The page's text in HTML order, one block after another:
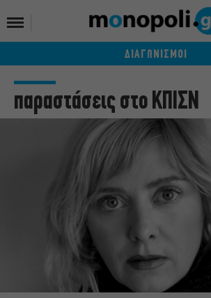
ΔΙΑΓΩΝΙΣΜΟΙ
παραστάσεις στο ΚΠΙΣΝ